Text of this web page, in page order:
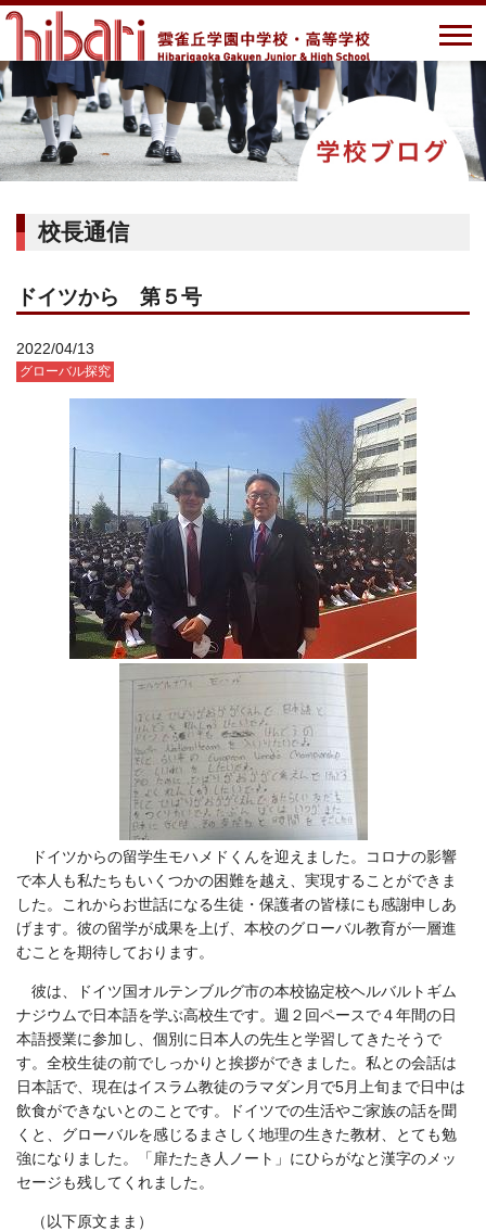
校長通信
ドイツから 第５号
2022/04/13
グローバル探究
ドイツからの留学生モハメドくんを迎えました。コロナの影響
で本人も私たちもいくつかの困難を越え、実現することができま
した。これからお世話になる生徒・保護者の皆様にも感謝申しあ
げます。彼の留学が成果を上げ、本校のグローバル教育が一層進
むことを期待しております。
彼は、ドイツ国オルテンブルグ市の本校協定校ヘルバルトギム
ナジウムで日本語を学ぶ高校生です。週２回ペースで４年間の日
本語授業に参加し、個別に日本人の先生と学習してきたそうで
す。全校生徒の前でしっかりと挨拶ができました。私との会話は
日本話で、現在はイスラム教徒のラマダン月で5月上旬まで日中は
飲食ができないとのことです。ドイツでの生活やご家族の話を聞
くと、グローバルを感じるまさしく地理の生きた教材、とても勉
強になりました。「扉たたき人ノート」にひらがなと漢字のメッ
セージも残してくれました。
（以下原文まま）